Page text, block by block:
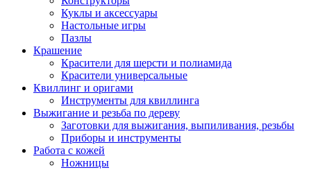
Куклы и аксессуары
Настольные игры
Пазлы
Крашение
Красители для шерсти и полиамида
Красители универсальные
Квиллинг и оригами
Инструменты для квиллинга
Выжигание и резьба по дереву
Заготовки для выжигания, выпиливания, резьбы
Приборы и инструменты
Работа с кожей
Ножницы